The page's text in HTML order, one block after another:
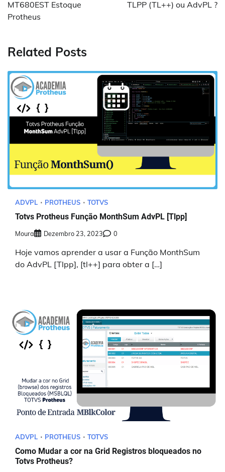
Post
MT680EST Estoque
Protheus
TLPP (TL++) ou AdvPL ?
Related Posts
ADVPL PROTHEUS TOTVS
Totvs Protheus Função MonthSum AdvPL [Tlpp]
Moura Dezembro 23, 2023 0
Hoje vamos aprender a usar a Função MonthSum
do AdvPL [Tlpp], [tl++] para obter a […]
ADVPL PROTHEUS TOTVS
Como Mudar a cor na Grid Registros bloqueados no
Totvs Protheus?